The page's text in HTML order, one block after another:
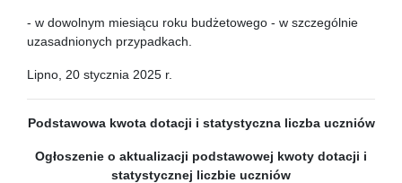
- w dowolnym miesiącu roku budżetowego - w szczególnie
uzasadnionych przypadkach.
Lipno, 20 stycznia 2025 r.
Podstawowa kwota dotacji i statystyczna liczba uczniów
Ogłoszenie o aktualizacji podstawowej kwoty dotacji i
statystycznej liczbie uczniów